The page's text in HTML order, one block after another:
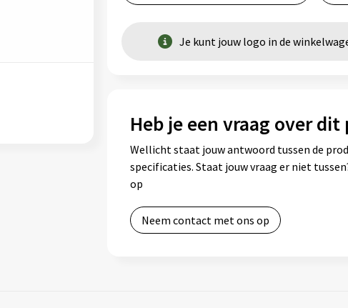
Je kunt jouw logo in de
Heb je een vraag over
Wellicht staat jouw antwoord tussen de
specificaties. Staat jouw vraag er niet
op
Neem contact met ons op